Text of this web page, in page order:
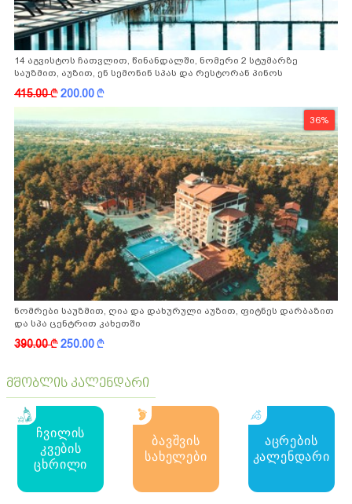
14 აგვისტოს ჩათვლით, წინანდალში, ნომერი 2 სტუმარზე
საუზმით, აუზით, ენ სემონინ სპას და რესტორან პინოს
ფასდაკლებით
415.00k200.00k
36%
ნომრები საუზმით, ღია და დახურული აუზით, ფიტნეს დარბაზით
და სპა ცენტრით კახეთში
390.00k250.00k
მშობლის კალენდარი
ჩვილის
კვების
ცხრილი
ბავშვის
სახელები
აცრების
კალენდარი